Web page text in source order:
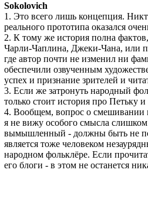
Sokolovich
1. Это всего лишь концепция.
реального прототипа оказался
2. К тому же история полна
Чарли-Чаплина, Джеки-Чана, или
где автор почти не изменил ни
обеспечили озвученным
успех и признание зрителей и
3. Если же затронуть народный
только стоит история про Петьку
4. Вообщем, вопрос о смешивании
я не вижу особого смысла
вымышленный - должны быть не
является тоже человеком
народном фольклёре. Если
его блоги - в этом не останется